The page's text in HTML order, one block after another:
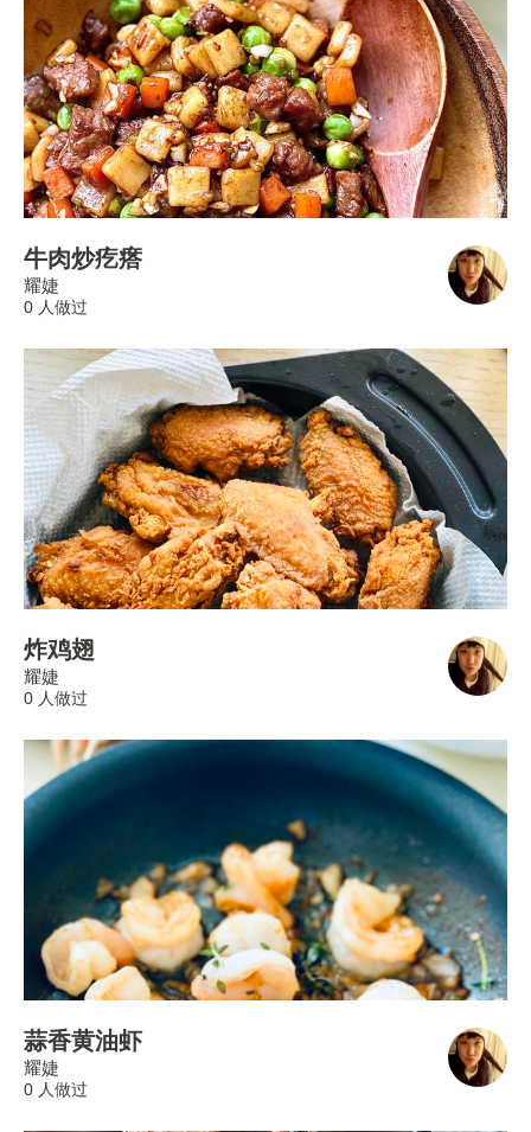
牛肉炒疙瘩
耀婕
0 人做过
炸鸡翅
耀婕
0 人做过
蒜香黄油虾
耀婕
0 人做过